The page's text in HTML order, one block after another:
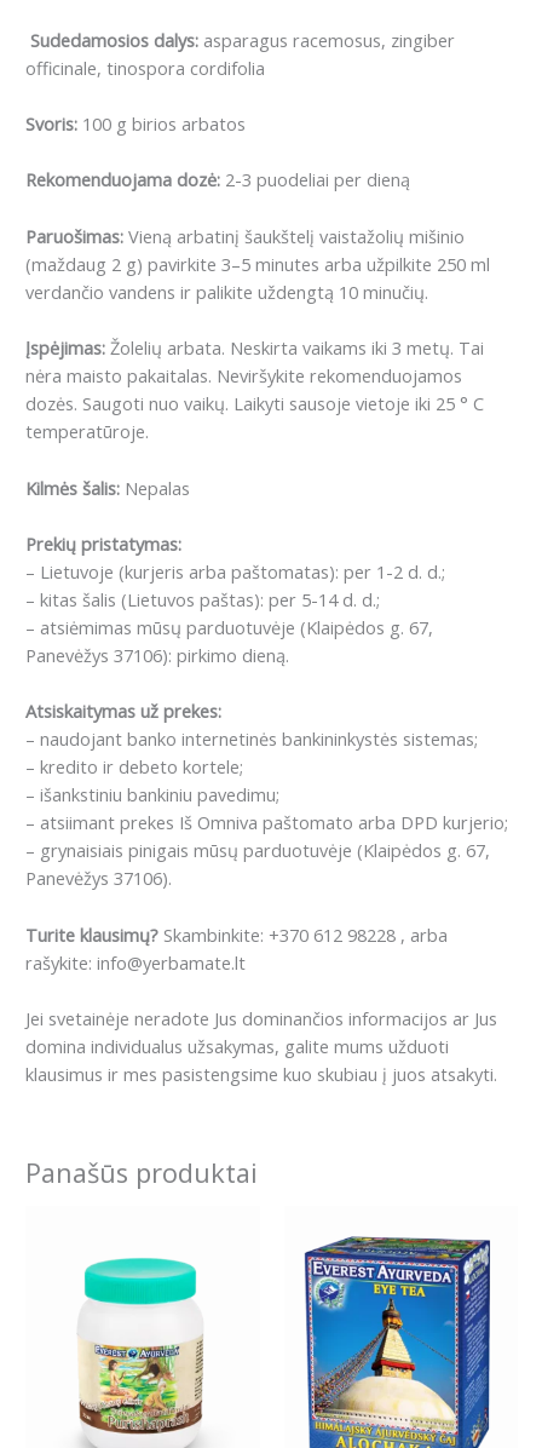
Sudedamosios dalys: asparagus racemosus, zingiber
officinale, tinospora cordifolia
Svoris: 100 g birios arbatos
Rekomenduojama dozė: 2-3 puodeliai per dieną
Paruošimas: Vieną arbatinį šaukštelį vaistažolių mišinio
(maždaug 2 g) pavirkite 3–5 minutes arba užpilkite 250 ml
verdančio vandens ir palikite uždengtą 10 minučių.
Įspėjimas: Žolelių arbata. Neskirta vaikams iki 3 metų. Tai
nėra maisto pakaitalas. Neviršykite rekomenduojamos
dozės. Saugoti nuo vaikų. Laikyti sausoje vietoje iki 25 ° C
temperatūroje.
Kilmės šalis: Nepalas
Prekių pristatymas:
– Lietuvoje (kurjeris arba paštomatas): per 1-2 d. d.;
– kitas šalis (Lietuvos paštas): per 5-14 d. d.;
– atsiėmimas mūsų parduotuvėje (Klaipėdos g. 67,
Panevėžys 37106): pirkimo dieną.
Atsiskaitymas už prekes:
– naudojant banko internetinės bankininkystės sistemas;
– kredito ir debeto kortele;
– išankstiniu bankiniu pavedimu;
– atsiimant prekes Iš Omniva paštomato arba DPD kurjerio;
– grynaisiais pinigais mūsų parduotuvėje (Klaipėdos g. 67,
Panevėžys 37106).
Turite klausimų? Skambinkite: +370 612 98228 , arba
rašykite: info@yerbamate.lt
Jei svetainėje neradote Jus dominančios informacijos ar Jus
domina individualus užsakymas, galite mums užduoti
klausimus ir mes pasistengsime kuo skubiau į juos atsakyti.
Panašūs produktai